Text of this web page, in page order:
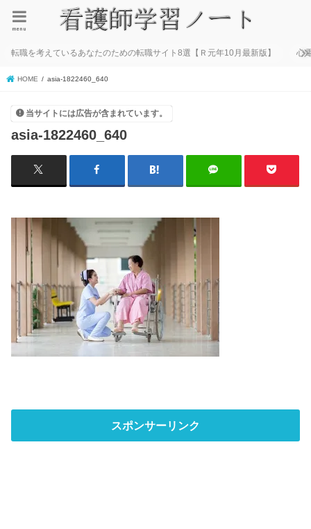
menu
転職を考えているあなたのための転職サイト8選【Ｒ元年10月最新版】 心
HOME asia-1822460_640
当サイトには広告が含まれています。
asia-1822460_640
スポンサーリンク